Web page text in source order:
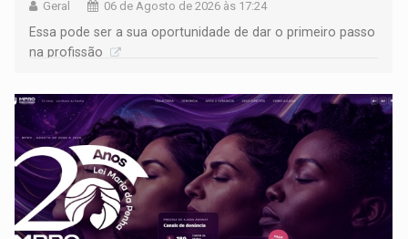
Geral 06 de Agosto de 2026 às 17:24
Essa pode ser a sua oportunidade de dar o primeiro passo
na profissão